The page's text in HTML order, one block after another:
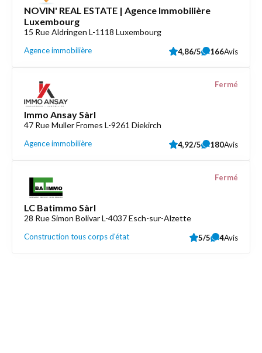
NOVIN' REAL ESTATE | Agence Immobilière
Luxembourg
15 Rue Aldringen L-1118 Luxembourg
Agence immobilière 4,86/5 166Avis
Immo Ansay Sàrl
47 Rue Muller Fromes L-9261 Diekirch
Agence immobilière
Fermé
4,92/5 180Avis
LC Batimmo Sàrl
28 Rue Simon Bolivar L-4037 Esch-sur-Alzette
Construction tous corps d'état
Fermé
5/5 4Avis